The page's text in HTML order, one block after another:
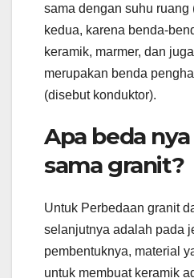
sama dengan suhu ruang
kedua, karena benda-
keramik, marmer, dan
merupakan benda
(disebut konduktor).
Apa beda
sama granit?
Untuk Perbedaan granit
selanjutnya adalah pada
pembentuknya, material
untuk membuat keramik